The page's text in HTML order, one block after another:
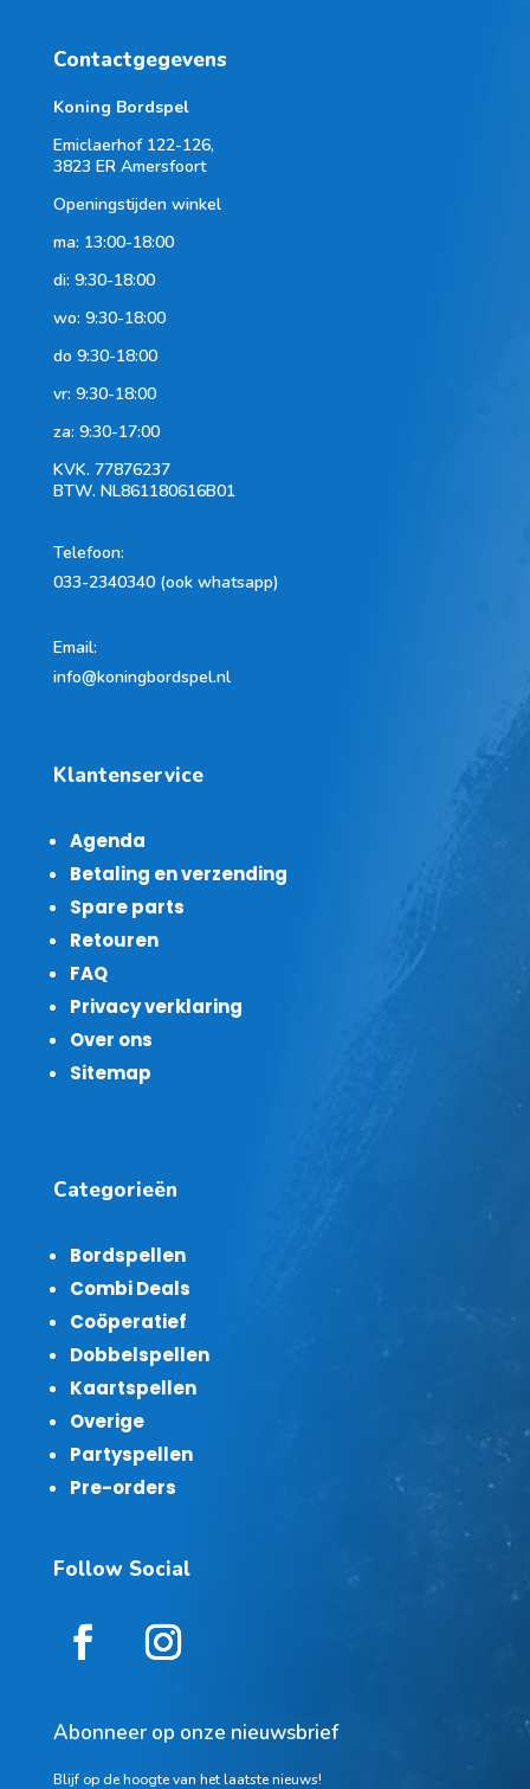
Contactgegevens
Koning Bordspel
Emiclaerhof 122-126,
3823 ER Amersfoort
Openingstijden winkel
ma: 13:00-18:00
di: 9:30-18:00
wo: 9:30-18:00
do 9:30-18:00
vr: 9:30-18:00
za: 9:30-17:00
KVK. 77876237
BTW. NL861180616B01
Telefoon:
033-2340340 (ook whatsapp)
Email:
info@koningbordspel.nl
Klantenservice
Agenda
Betaling en verzending
Spare parts
Retouren
FAQ
Privacy verklaring
Over ons
Sitemap
Categorieën
Bordspellen
Combi Deals
Coöperatief
Dobbelspellen
Kaartspellen
Overige
Partyspellen
Pre-orders
Follow Social
Abonneer op onze nieuwsbrief
Blijf op de hoogte van het laatste nieuws!